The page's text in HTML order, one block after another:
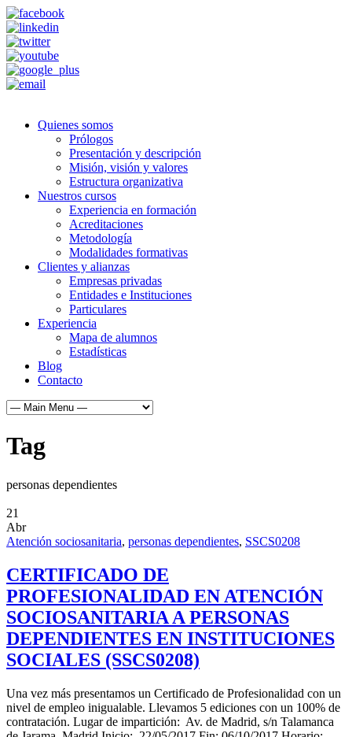
Quienes somos
Prólogos
Presentación y descripción
Misión, visión y valores
Estructura organizativa
Nuestros cursos
Experiencia en formación
Acreditaciones
Metodología
Modalidades formativas
Clientes y alianzas
Empresas privadas
Entidades e Instituciones
Particulares
Experiencia
Mapa de alumnos
Estadísticas
Blog
Contacto
Tag
personas dependientes
21
Abr
Atención sociosanitaria, personas dependientes, SSCS0208
CERTIFICADO DE
PROFESIONALIDAD EN ATENCIÓN
SOCIOSANITARIA A PERSONAS
DEPENDIENTES EN INSTITUCIONES
SOCIALES (SSCS0208)
Una vez más presentamos un Certificado de Profesionalidad con un
nivel de empleo inigualable. Llevamos 5 ediciones con un 100% de
contratación. Lugar de impartición: Av. de Madrid, s/n Talamanca